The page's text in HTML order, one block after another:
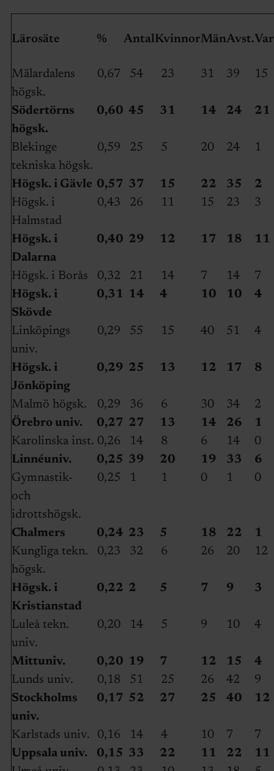
Lärosäte % AntalKvinnorMänAvst.
Mälardalens
högsk.
0,67 54 23 31 39 15
Södertörns
högsk.
0,60 45 31 14 24 21
Blekinge
tekniska högsk.
0,59 25 5 20 24 1
Högsk. i Gävle 0,57 37 15 22 35
2
Högsk. i
Halmstad
0,43 26 11 15 23 3
Högsk. i
Dalarna
0,40 29 12 17 18 11
Högsk. i Borås 0,32 21 14 7 14
7
Högsk. i
Skövde
0,31 14 4 10 10 4
Linköpings
univ.
0,29 55 15 40 51 4
Högsk. i
Jönköping
0,29 25 13 12 17 8
Malmö högsk. 0,29 36 6 30 34
2
Örebro univ.
0,27 27 13 14 26
1
Karolinska inst. 0,26 14 8 6 14
0
Linnéuniv.
0,25 39 20 19 33
6
Gymnastik-
och
idrottshögsk.
0,25 1 1 0 1 0
Chalmers 0,24 23 5 18 22
1
Kungliga tekn.
högsk.
0,23 32 6 26 20 12
Högsk. i
Kristianstad
0,22 2 5 7 9 3
Luleå tekn.
univ.
0,20 14 5 9 10 4
Mittuniv. 0,20 19 7 12 15
4
Lunds univ.
0,18 51 25 26 42
9
Stockholms
univ.
0,17 52 27 25 40 12
Karlstads univ. 0,16 14 4 10 7
7
Uppsala univ.
0,15 33 22 11 22
11